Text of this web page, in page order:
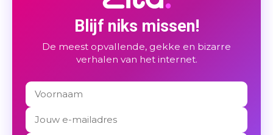
Blijf niks missen!
De meest opvallende, gekke en bizarre
verhalen van het internet.